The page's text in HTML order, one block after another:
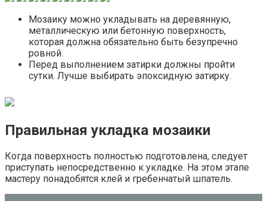
Мозаику можно укладывать на деревянную,
металлическую или бетонную поверхность,
которая должна обязательно быть безупречно
ровной.
Перед выполнением затирки должны пройти
сутки. Лучше выбирать эпоксидную затирку.
Правильная укладка мозаики
Когда поверхность полностью подготовлена, следует
приступать непосредственно к укладке. На этом этапе
мастеру понадобятся клей и гребенчатый шпатель.